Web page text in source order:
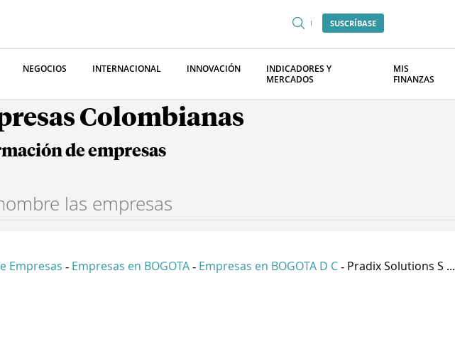
SUSCRÍBASE
NEGOCIOS INTERNACIONAL INNOVACIÓN
INDICADORES Y
MERCADOS
MIS
FINANZAS
Colombianas
de empresas
Empresas - Empresas en BOGOTA - Empresas en BOGOTA D C - Pradix Solutions S ...